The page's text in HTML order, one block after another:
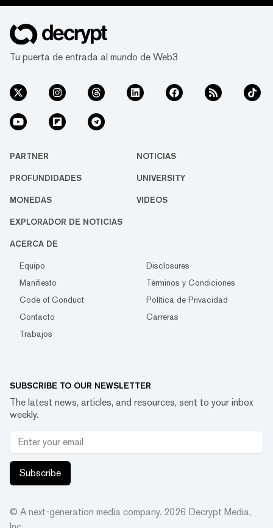
Tu puerta de entrada al mundo de Web3
PARTNER NOTICIAS
PROFUNDIDADES UNIVERSITY
MONEDAS VIDEOS
EXPLORADOR DE NOTICIAS
ACERCA DE
Equipo
Disclosures
Manifiesto
Términos y Condiciones
Code of Conduct
Política de Privacidad
Contacto
Carreras
Trabajos
SUBSCRIBE TO OUR NEWSLETTER
The latest news, articles, and resources, sent to your inbox
weekly.
Subscribe
© A next-generation media company. 2026 Decrypt Media,